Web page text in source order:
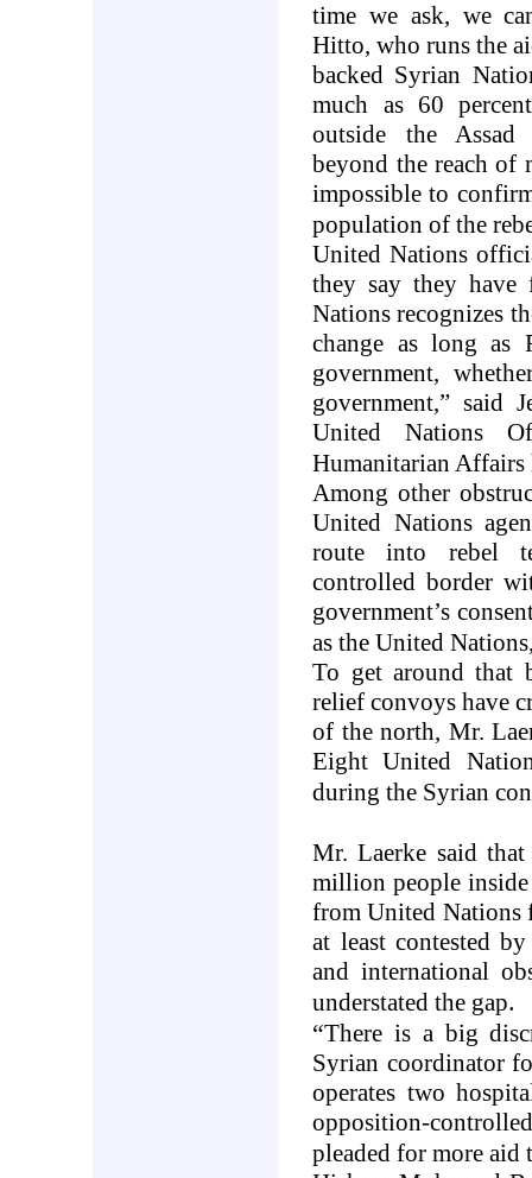
time we ask, we
Hitto, who runs the
backed Syrian
much as 60
outside the Assad
beyond the reach of
impossible to
population of the
United Nations
they say they have
Nations recognizes
change as long as
government,
government,” said
United Nations
Humanitarian
Among other
United Nations
route into rebel
controlled border
government’s
as the United
To get around that
relief convoys have
of the north, Mr.
Eight United
during the Syrian
Mr. Laerke said
million people
from United Nations
at least contested
and international
understated the gap.
“There is a big
Syrian coordinator
operates two
opposition-
pleaded for more aid